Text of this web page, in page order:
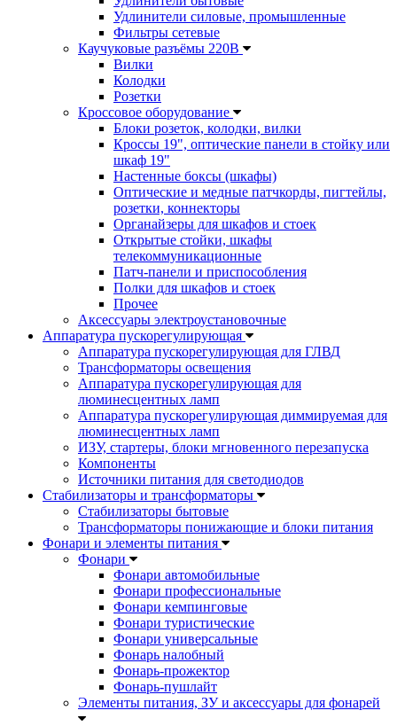
Удлинители силовые, промышленные
Фильтры сетевые
Каучуковые разъёмы 220В
Вилки
Колодки
Розетки
Кроссовое оборудование
Блоки розеток, колодки, вилки
Кроссы 19", оптические панели в стойку или
шкаф 19"
Настенные боксы (шкафы)
Оптические и медные патчкорды, пигтейлы,
розетки, коннекторы
Органайзеры для шкафов и стоек
Открытые стойки, шкафы
телекоммуникационные
Патч-панели и приспособления
Полки для шкафов и стоек
Прочее
Аксессуары электроустановочные
Аппаратура пускорегулирующая
Аппаратура пускорегулирующая для ГЛВД
Трансформаторы освещения
Аппаратура пускорегулирующая для
люминесцентных ламп
Аппаратура пускорегулирующая диммируемая для
люминесцентных ламп
ИЗУ, стартеры, блоки мгновенного перезапуска
Компоненты
Источники питания для светодиодов
Стабилизаторы и трансформаторы
Стабилизаторы бытовые
Трансформаторы понижающие и блоки питания
Фонари и элементы питания
Фонари
Фонари автомобильные
Фонари профессиональные
Фонари кемпинговые
Фонари туристические
Фонари универсальные
Фонарь налобный
Фонарь-прожектор
Фонарь-пушлайт
Элементы питания, ЗУ и аксессуары для фонарей